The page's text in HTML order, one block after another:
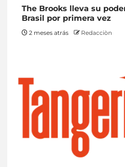
The Brooks lleva su
Brasil por primera vez
2 meses atrás Redacciòn